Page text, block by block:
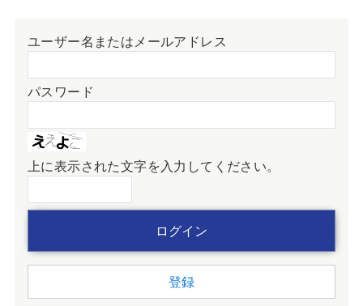
ユーザー名またはメールアドレス
パスワード
上に表示された文字を入力してください。
登録